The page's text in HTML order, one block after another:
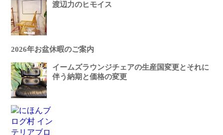
渡辺力のヒモイス
2026年お盆休暇のご案内
イームズラウンジチェアの生産国変更とそれに
伴う納期と価格の変更